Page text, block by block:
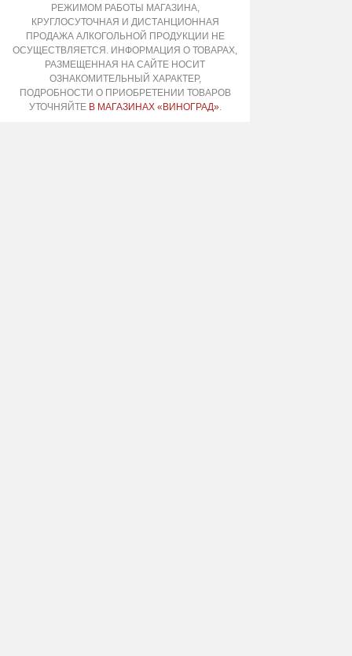
РЕЖИМОМ РАБОТЫ МАГАЗИНА,
КРУГЛОСУТОЧНАЯ И ДИСТАНЦИОННАЯ
ПРОДАЖА АЛКОГОЛЬНОЙ ПРОДУКЦИИ НЕ
ОСУЩЕСТВЛЯЕТСЯ. ИНФОРМАЦИЯ О ТОВАРАХ,
РАЗМЕЩЕННАЯ НА САЙТЕ НОСИТ
ОЗНАКОМИТЕЛЬНЫЙ ХАРАКТЕР,
ПОДРОБНОСТИ О ПРИОБРЕТЕНИИ ТОВАРОВ
УТОЧНЯЙТЕ В МАГАЗИНАХ «ВИНОГРАД».